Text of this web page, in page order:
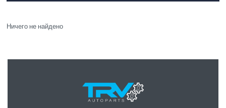
Ничего не найдено